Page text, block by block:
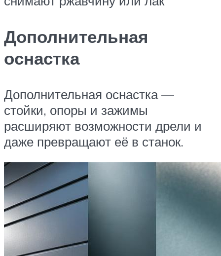
Дополнительная
оснастка
Дополнительная оснастка —
стойки, опоры и зажимы
расширяют возможности дрели и
даже превращают её в станок.